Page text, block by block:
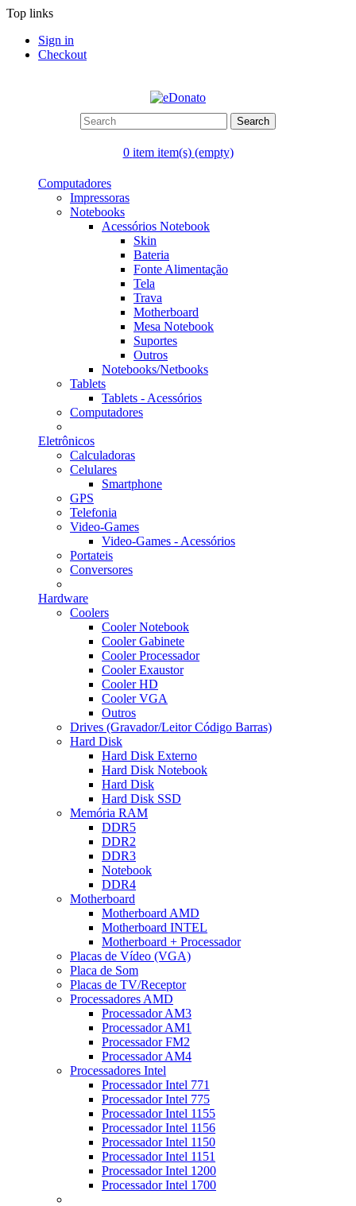
Top links
Sign in
Checkout
Search
0 item item(s) (empty)
Computadores
Impressoras
Notebooks
Acessórios Notebook
Skin
Bateria
Fonte Alimentação
Tela
Trava
Motherboard
Mesa Notebook
Suportes
Outros
Notebooks/Netbooks
Tablets
Tablets - Acessórios
Computadores
Eletrônicos
Calculadoras
Celulares
Smartphone
GPS
Telefonia
Video-Games
Video-Games - Acessórios
Portateis
Conversores
Hardware
Coolers
Cooler Notebook
Cooler Gabinete
Cooler Processador
Cooler Exaustor
Cooler HD
Cooler VGA
Outros
Drives (Gravador/Leitor Código Barras)
Hard Disk
Hard Disk Externo
Hard Disk Notebook
Hard Disk
Hard Disk SSD
Memória RAM
DDR5
DDR2
DDR3
Notebook
DDR4
Motherboard
Motherboard AMD
Motherboard INTEL
Motherboard + Processador
Placas de Vídeo (VGA)
Placa de Som
Placas de TV/Receptor
Processadores AMD
Processador AM3
Processador AM1
Processador FM2
Processador AM4
Processadores Intel
Processador Intel 771
Processador Intel 775
Processador Intel 1155
Processador Intel 1156
Processador Intel 1150
Processador Intel 1151
Processador Intel 1200
Processador Intel 1700